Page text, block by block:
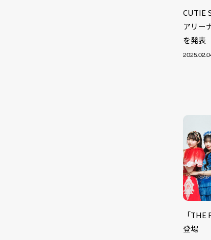
CUTIE
アリー
を発表
「
登場